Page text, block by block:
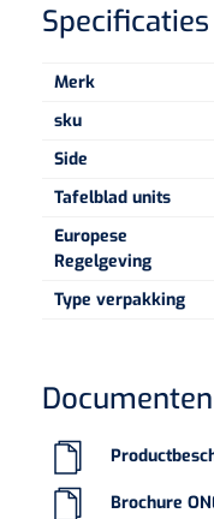
Specificaties
Merk
sku
Side
Tafelblad units
Europese
Regelgeving
Type verpakking
Documenten
Brochure